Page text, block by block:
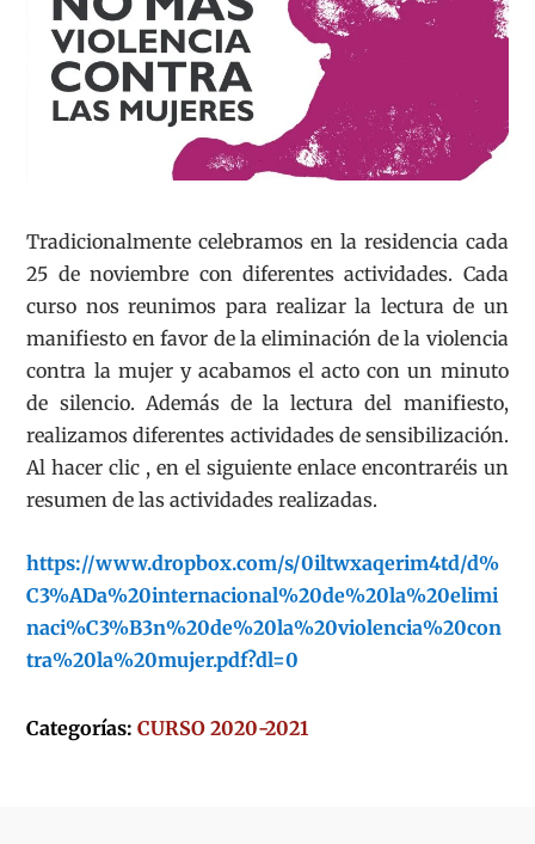
Tradicionalmente celebramos en la residencia cada
25 de noviembre con diferentes actividades. Cada
curso nos reunimos para realizar la lectura de un
manifiesto en favor de la eliminación de la violencia
contra la mujer y acabamos el acto con un minuto
de silencio. Además de la lectura del manifiesto,
realizamos diferentes actividades de sensibilización.
Al hacer clic , en el siguiente enlace encontraréis un
resumen de las actividades realizadas.
https://www.dropbox.com/s/0iltwxaqerim4td/d%
C3%ADa%20internacional%20de%20la%20elimi
naci%C3%B3n%20de%20la%20violencia%20con
tra%20la%20mujer.pdf?dl=0
Categorías:CURSO 2020-2021